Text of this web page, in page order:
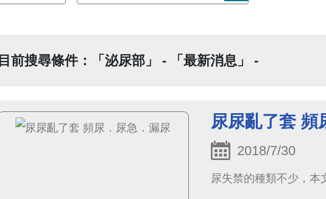
目前搜尋條件：「泌尿部」 - 「最新消息」 -
尿尿亂了套 頻
2018/7/30
尿失禁的種類不少，本